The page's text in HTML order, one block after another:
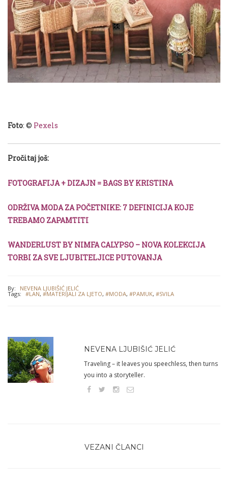
Foto: © Pexels
Pročitaj još:
FOTOGRAFIJA + DIZAJN = BAGS BY KRISTINA
ODRŽIVA MODA ZA POČETNIKE: 7 DEFINICIJA KOJE
TREBAMO ZAPAMTITI
WANDERLUST BY NIMFA CALYPSO – NOVA KOLEKCIJA
TORBI ZA SVE LJUBITELJICE PUTOVANJA
By: NEVENA LJUBIŠIĆ JELIĆ
Tags: #LAN, #MATERIJALI ZA LJETO, #MODA, #PAMUK, #SVILA
NEVENA LJUBIŠIĆ JELIĆ
Traveling – it leaves you speechless, then turns
you into a storyteller.
VEZANI ČLANCI